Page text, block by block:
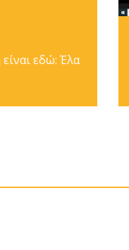
εδώ: Έλα